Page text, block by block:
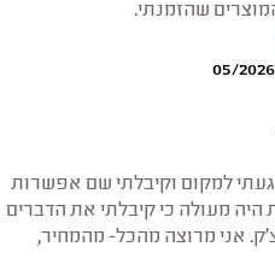
שהזמנתי.
05/2026
למקום וקיבלתי שם אפשרות
היה מעולה כי קיבלתי את הדברים
צ'ק. אני מרוצה מהכל- מהמחיר,